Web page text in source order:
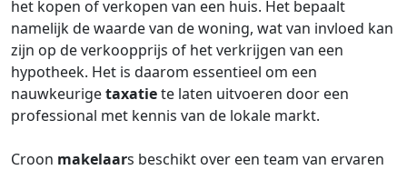
het kopen of verkopen van een huis. Het bepaalt
namelijk de waarde van de woning, wat van invloed kan
zijn op de verkoopprijs of het verkrijgen van een
hypotheek. Het is daarom essentieel om een
nauwkeurigetaxatiete laten uitvoeren door een
professional met kennis van de lokale markt.
Croon makelaars beschikt over een team van ervaren